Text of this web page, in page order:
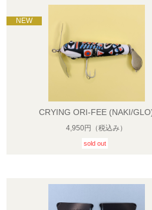
CRYING ORI-FEE (NAKI/
4,950円 （税込み）
sold out